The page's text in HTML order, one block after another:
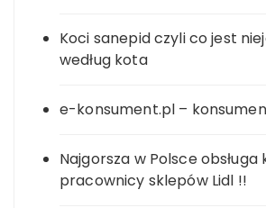
Koci sanepid czyli co jest
według kota
e-konsument.pl –
Najgorsza w Polsce
pracownicy sklepów Lidl !!